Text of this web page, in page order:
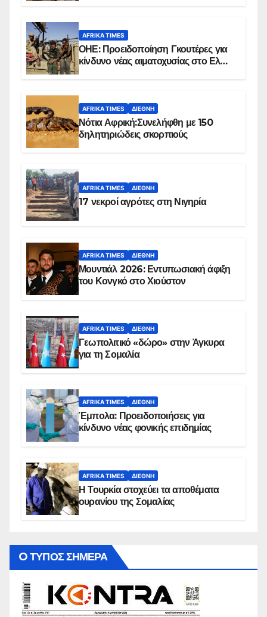
AFRIKA TIMES
ΟΗΕ: Προειδοποίηση Γκουτέρες για
κίνδυνο νέας αιματοχυσίας στο Ελ
AFRIKA TIMES ΔΙΕΘΝΉ
Νότια Αφρική:Συνελήφθη με 150
δηλητηριώδεις σκορπιούς
AFRIKA TIMES ΔΙΕΘΝΉ
17 νεκροί αγρότες στη Νιγηρία
AFRIKA TIMES ΔΙΕΘΝΉ
Μουντιάλ 2026: Εντυπωσιακή άφιξη
του Κονγκό στο Χιούστον
AFRIKA TIMES ΔΙΕΘΝΉ
Γεωπολιτικό «δώρο» στην Άγκυρα
για τη Σομαλία
AFRIKA TIMES ΔΙΕΘΝΉ
Έμπολα: Προειδοποιήσεις για
κίνδυνο νέας φονικής επιδημίας
AFRIKA TIMES ΔΙΕΘΝΉ
Η Τουρκία στοχεύει τα αποθέματα
ουρανίου της Σομαλίας
O ΤΥΠΟΣ ΣΗΜΕΡΑ